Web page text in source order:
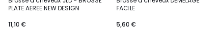
PLATE AEREE NEW DESIGN
11,10 €
FACILE
5,60 €